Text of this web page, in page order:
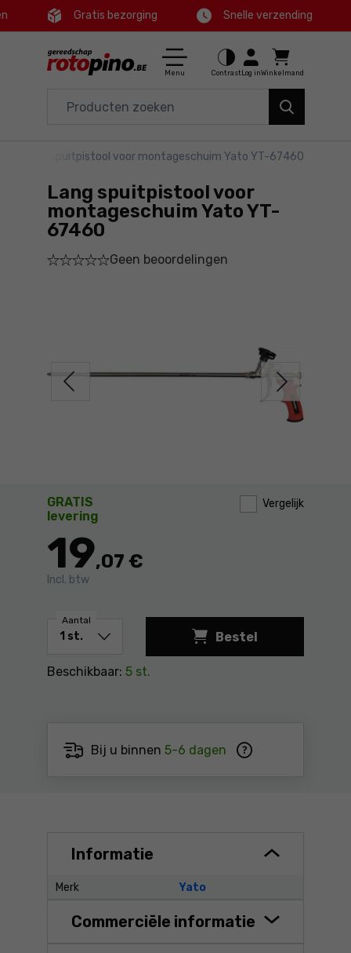
Ctrl
Hoofdmenu
Productinformatie
Bestel
Gedetailleerde informatie
Gratis bezorging Snelle verzending
Menu Contrast Log inWinkelmand
Huis en tuin
Aanbiedingen
Lang spuitpistool voor montageschuim Yato YT-67460
Lang spuitpistool voor
montageschuim Yato YT-
67460
Geen beoordelingen
GRATIS
levering
Vergelijk
19,07 €
Incl. btw
Aantal
Bestel
Lang spuitpistool
Beschikbaar: 5 st.
Bij u binnen 5-6 dagen
Informatie
Merk Yato
Commerciële informatie